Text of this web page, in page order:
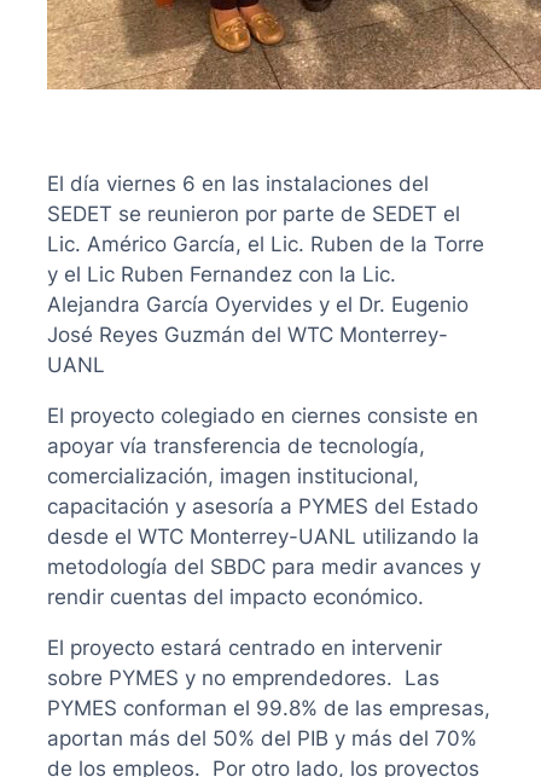
El día viernes 6 en las instalaciones del
SEDET se reunieron por parte de SEDET el
Lic. Américo García, el Lic. Ruben de la Torre
y el Lic Ruben Fernandez con la Lic.
Alejandra García Oyervides y el Dr. Eugenio
José Reyes Guzmán del WTC Monterrey-
UANL
El proyecto colegiado en ciernes consiste en
apoyar vía transferencia de tecnología,
comercialización, imagen institucional,
capacitación y asesoría a PYMES del Estado
desde el WTC Monterrey-UANL utilizando la
metodología del SBDC para medir avances y
rendir cuentas del impacto económico.
El proyecto estará centrado en intervenir
sobre PYMES y no emprendedores. Las
PYMES conforman el 99.8% de las empresas,
aportan más del 50% del PIB y más del 70%
de los empleos. Por otro lado, los proyectos